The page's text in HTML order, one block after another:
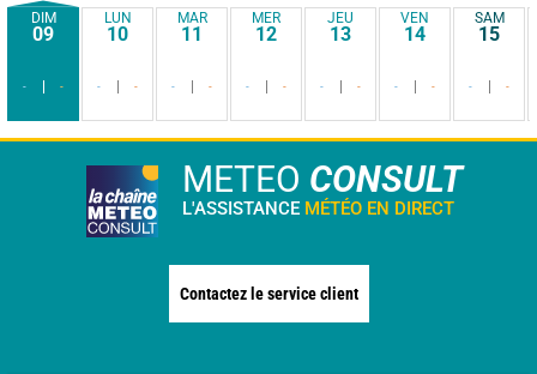
DIM
09
- -
LUN
10
- -
MAR
11
- -
MER
12
- -
JEU
13
- -
VEN
14
- -
SAM
15
- -
METEO CONSULT
L'ASSISTANCE MÉTÉO EN DIRECT
Contactez le service client